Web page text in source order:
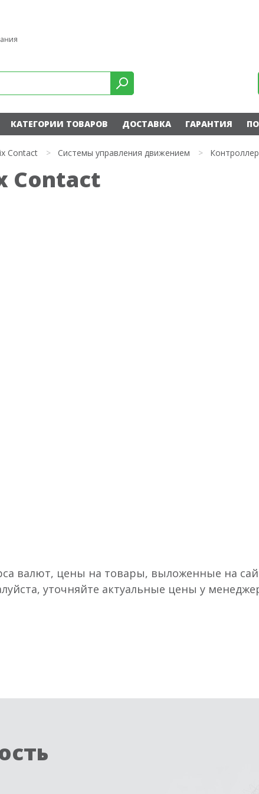
КАТЕГОРИИ ТОВАРОВ ДОСТАВКА ГАРАНТИЯ
Contact > Системы управления движением >
Contact
валют, цены на товары, выложенные на
уточняйте актуальные цены у